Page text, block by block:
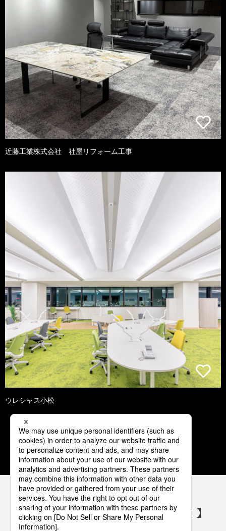
近藤工業株式会社 社屋リフォーム工事
ウレシャス小松
1 2 3 4 5
パナソニックの電気設備 SNSアカウント